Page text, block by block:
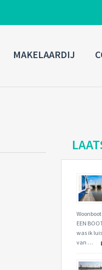
MAKELAARDIJ
EEN
was ik
van …